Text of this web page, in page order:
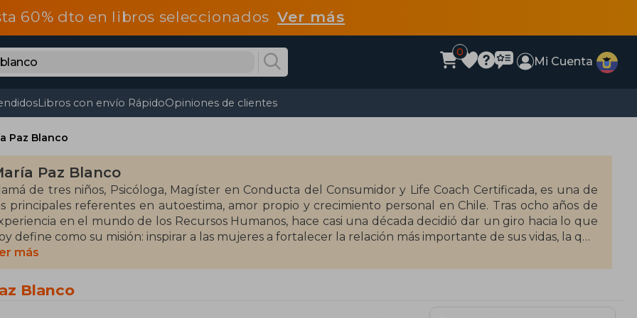
60% dto en libros seleccionadosVer más
0
Mi Cuenta
Libros con envío RápidoOpiniones de clientes
Paz Blanco
Paz Blanco
de tres niños, Psicóloga, Magíster en Conducta del Consumidor y Life Coach Certificada, es una de
principales referentes en autoestima, amor propio y crecimiento personal en Chile. Tras ocho años de
en el mundo de los Recursos Humanos, hace casi una década decidió dar un giro hacia lo que
define como su misión: inspirar a las mujeres a fortalecer la relación más importante de sus vidas, la que
con ellas mismas.Para esto, desarrolló el Método Aplicado a la Psicología de Imagen Personal
en el que une dos mundos aparentemente opuestos: la Psicología con la Imagen Personal. Esta
sido su herramienta fundamental para apoyar a miles de consultantes a potenciarse a través del
y la gestión de su imagen, para que esta influya positivamente en su bienestar y
personal. Conferencista y autora, este es su segundo libro, en el que recoge parte de su historia
más
Blanco